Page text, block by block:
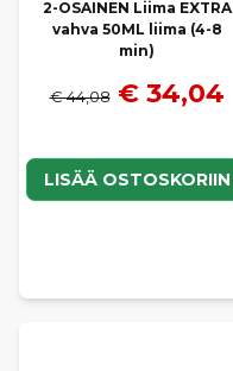
2-OSAINEN Liima EXTRA
vahva 50ML liima (4-8
min)
€ 44,08 € 34,04
LISÄÄ OSTOSKORIIN